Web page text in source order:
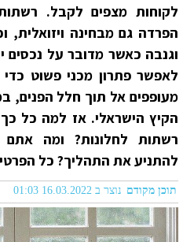
לקוחות מצפים לקבל. רשתות
הפרדה גם מבחינה ויזואלית,
וגנבה כאשר מדובר על נכסים
לאפשר פתרון מכני פשוט
מעופפים אל תוך חלל הפנים,
הקיץ הישראלי. ‏אז למה כל
רשתות לחלונות? ומה
להתניע את התהליך? כל
תוכן מקודם נוצר ב 16.03.2022 01:03